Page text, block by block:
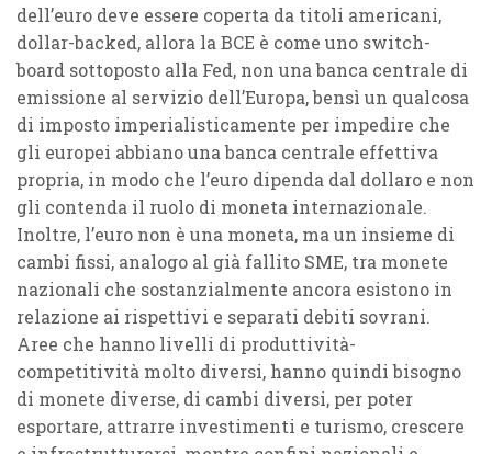
dell’euro deve essere coperta da titoli americani,
dollar-backed, allora la BCE è come uno switch-
board sottoposto alla Fed, non una banca centrale di
emissione al servizio dell’Europa, bensì un qualcosa
di imposto imperialisticamente per impedire che
gli europei abbiano una banca centrale effettiva
propria, in modo che l’euro dipenda dal dollaro e non
gli contenda il ruolo di moneta internazionale.
Inoltre, l’euro non è una moneta, ma un insieme di
cambi fissi, analogo al già fallito SME, tra monete
nazionali che sostanzialmente ancora esistono in
relazione ai rispettivi e separati debiti sovrani.
Aree che hanno livelli di produttività-
competitività molto diversi, hanno quindi bisogno
di monete diverse, di cambi diversi, per poter
esportare, attrarre investimenti e turismo, crescere